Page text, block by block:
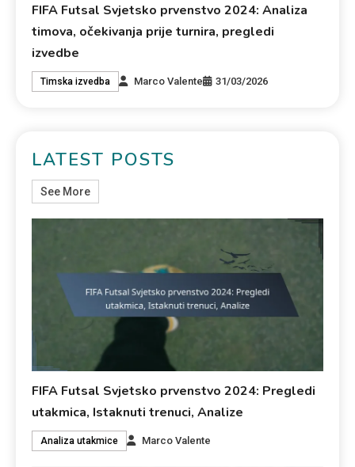
FIFA Futsal Svjetsko prvenstvo 2024: Analiza
timova, očekivanja prije turnira, pregledi
izvedbe
Timska izvedba Marco Valente 31/03/2026
LATEST POSTS
See More
FIFA Futsal Svjetsko prvenstvo 2024: Pregledi
utakmica, Istaknuti trenuci, Analize
Analiza utakmice Marco Valente